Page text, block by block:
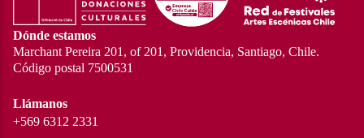
Dónde estamos
Marchant Pereira 201, of 201, Providencia, Santiago, Chile.
Código postal 7500531
Llámanos
+569 6312 2331